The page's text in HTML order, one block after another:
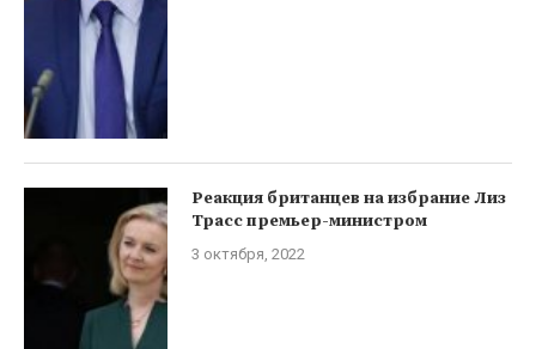
Реакция британцев на избрание Лиз
Трасс премьер-министром
3 октября, 2022